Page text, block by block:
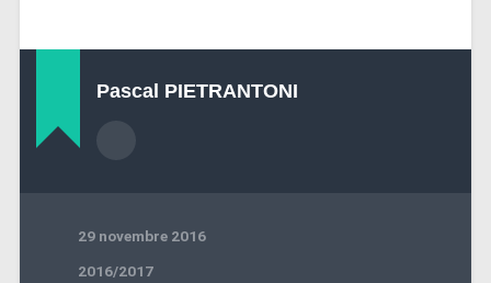
Pascal PIETRANTONI
29 novembre 2016
2016/2017